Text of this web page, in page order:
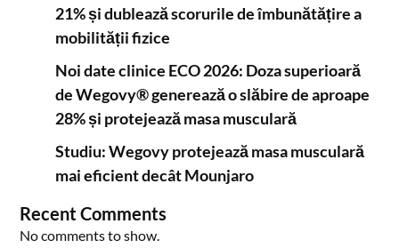
21% și dublează scorurile de îmbunătățire a
mobilității fizice
Noi date clinice ECO 2026: Doza superioară
de Wegovy® generează o slăbire de aproape
28% și protejează masa musculară
Studiu: Wegovy protejează masa musculară
mai eficient decât Mounjaro
Recent Comments
No comments to show.